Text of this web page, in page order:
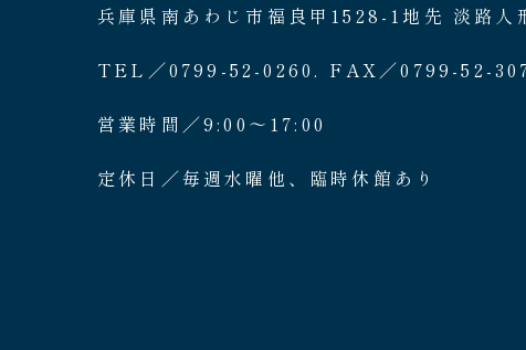
兵庫県南あわじ市福良甲1528-1地先 淡路人
TEL／0799-52-0260. FAX／0799-52-
営業時間／9:00〜17:00
定休日／毎週水曜他、臨時休館あり